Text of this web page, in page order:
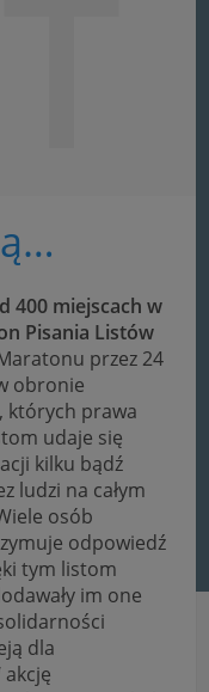
400 miejscach w
Pisania Listów
przez 24
obronie
których prawa
udaje się
kilku bądź
ludzi na całym
osób
odpowiedź
tym listom
im one
dla